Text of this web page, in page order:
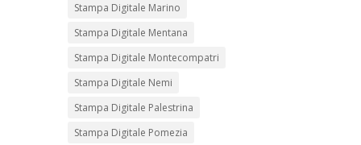
Stampa Digitale Marino
Stampa Digitale Mentana
Stampa Digitale Montecompatri
Stampa Digitale Nemi
Stampa Digitale Palestrina
Stampa Digitale Pomezia